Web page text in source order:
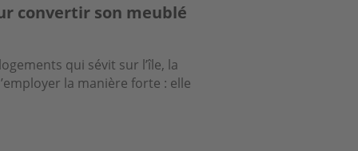
convertir son meublé
qui sévit sur l’île, la
la manière forte : elle